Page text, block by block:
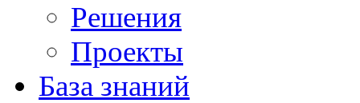
Решения
Проекты
База знаний